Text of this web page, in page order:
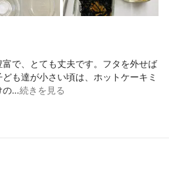
で、とても丈夫です。フタを外せば
も達が小さい頃は、ホットケーキミ
の…続きを見る